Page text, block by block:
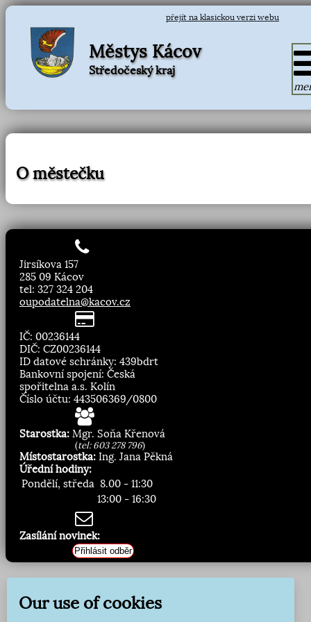
přejít na klasickou verzi webu
Městys Kácov
Středočeský kraj
O městečku
Jirsíkova 157
285 09 Kácov
tel: 327 324 204
oupodatelna@kacov.cz
IČ: 00236144
DIČ: CZ00236144
ID datové schránky: 439bdrt
Bankovní spojení: Česká
spořitelna a.s. Kolín
Číslo účtu: 443506369/0800
Starostka: Mgr. Soňa Křenová
(tel: 603 278 796)
Místostarostka: Ing. Jana Pěkná
Úřední hodiny:
Pondělí, středa 8.00 - 11:30
13:00 - 16:30
Zasílání novinek:
Přihlásit odběr
Our use of cookies